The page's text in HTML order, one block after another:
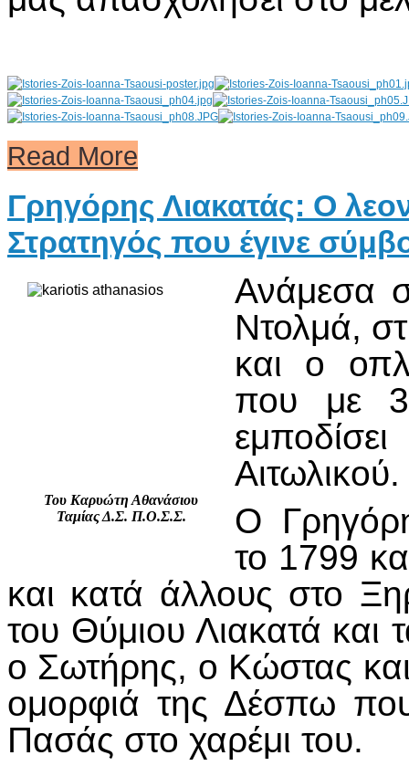
AdmirorGallery 4.5.0 , author/sVasiljevski
Read More
Γρηγόρης Λιακατάς: Ο
Στρατηγός που έγινε
Του Καρυώτη Αθανάσιου
Ταμίας Δ.Σ. Π.Ο.Σ.Σ.
Ανάμεσα
Ντολμά,
και ο
που με
Αιτωλικού.
Ο
το 1799
και κατά άλλους στο
του Θύμιου Λιακατά και
ο Σωτήρης, ο Κώστας
ομορφιά της Δέσπω
Πασάς στο χαρέμι του.